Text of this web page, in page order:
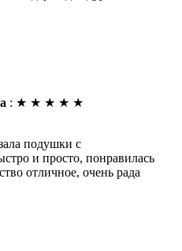
: ★ ★ ★ ★ ★
подушки с
и просто, понравилась
отличное, очень рада